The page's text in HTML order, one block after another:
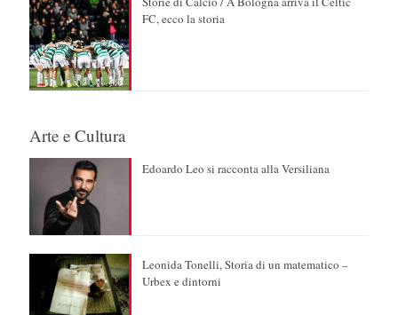
FC, ecco la storia
Arte e Cultura
Edoardo Leo si racconta alla Versiliana
Leonida Tonelli, Storia di un matematico –
Urbex e dintorni